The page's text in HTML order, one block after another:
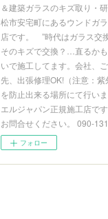
＆建築ガラスのキズ取り・
松市安宅町にあるウンドガ
店です。 ”時代はガラス交
そのキズで交換？…直るか
いで施工してます。会社、
先、出張修理OK!（注意：
を防止出来る場所にて行い
エルジャパン正規施工店で
お問合せください。 090-
フォロー